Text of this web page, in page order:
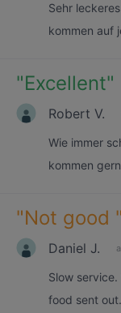
Sehr
kommen auf
"Excellent"
Robert V.
Wie immer
kommen
"Not good "
Daniel J.
Slow
food sent